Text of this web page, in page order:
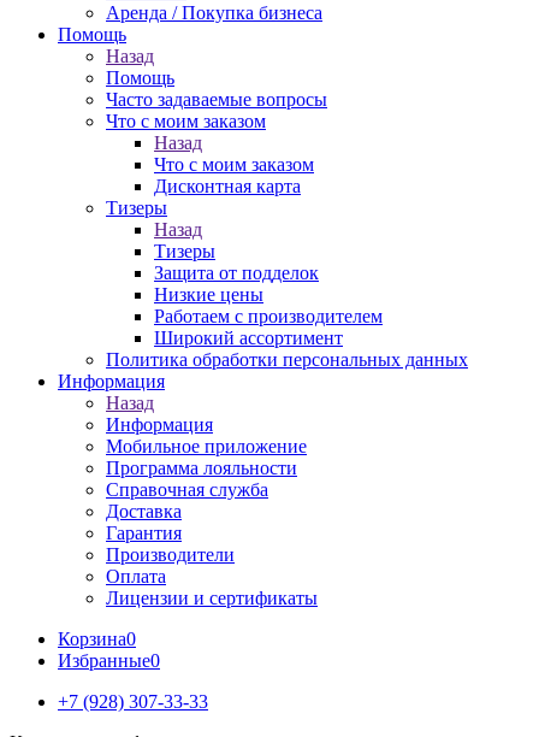
Аренда / Покупка бизнеса
Помощь
Назад
Помощь
Часто задаваемые вопросы
Что с моим заказом
Назад
Что с моим заказом
Дисконтная карта
Тизеры
Назад
Тизеры
Защита от подделок
Низкие цены
Работаем с производителем
Широкий ассортимент
Политика обработки персональных данных
Информация
Назад
Информация
Мобильное приложение
Программа лояльности
Справочная служба
Доставка
Гарантия
Производители
Оплата
Лицензии и сертификаты
Корзина0
Избранные0
+7 (928) 307-33-33